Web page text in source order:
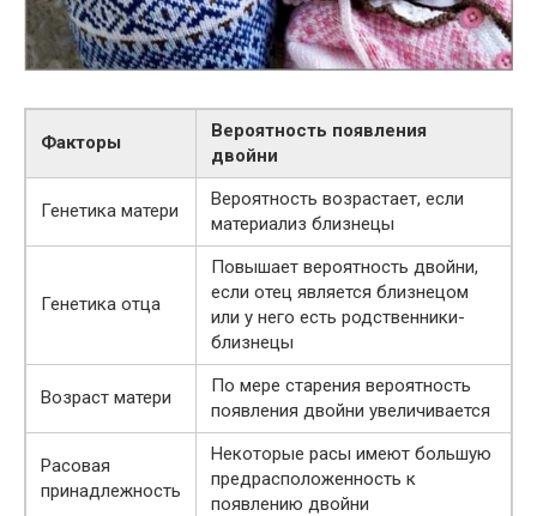
Факторы
Вероятность появления
двойни
Генетика матери
Вероятность возрастает, если
материализ близнецы
Генетика отца
Повышает вероятность двойни,
если отец является близнецом
или у него есть родственники-
близнецы
Возраст матери
По мере старения вероятность
появления двойни увеличивается
Расовая
принадлежность
Некоторые расы имеют большую
предрасположенность к
появлению двойни